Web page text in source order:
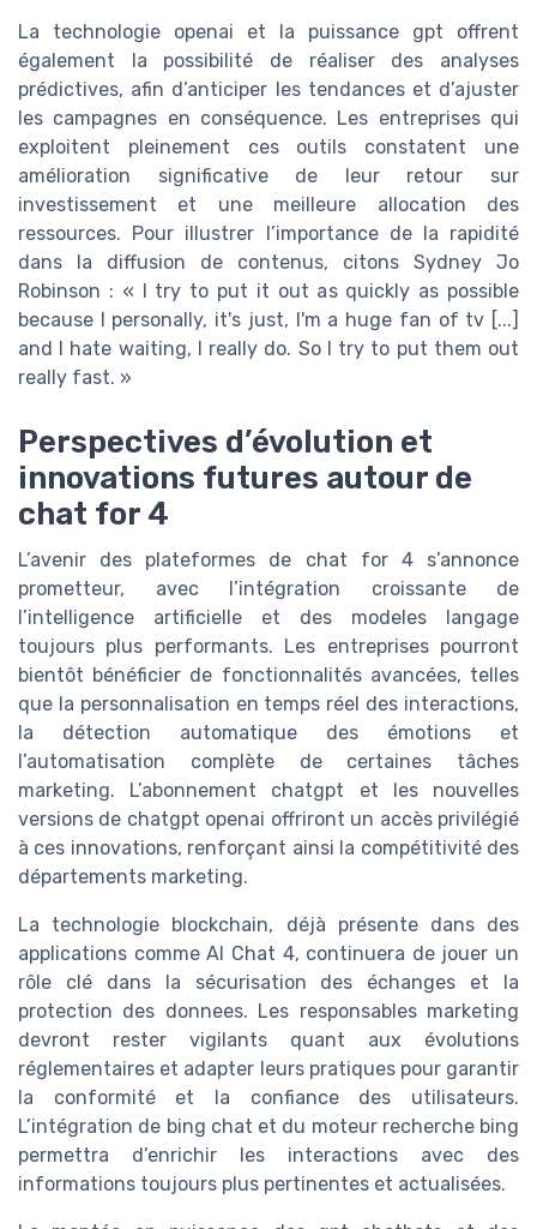
La technologie openai et la puissance gpt offrent
également la possibilité de réaliser des analyses
prédictives, afin d’anticiper les tendances et d’ajuster
les campagnes en conséquence. Les entreprises qui
exploitent pleinement ces outils constatent une
amélioration significative de leur retour sur
investissement et une meilleure allocation des
ressources. Pour illustrer l’importance de la rapidité
dans la diffusion de contenus, citons Sydney Jo
Robinson : « I try to put it out as quickly as possible
because I personally, it's just, I'm a huge fan of tv [...]
and I hate waiting, I really do. So I try to put them out
really fast. »
Perspectives d’évolution et
innovations futures autour de
chat for 4
L’avenir des plateformes de chat for 4 s’annonce
prometteur, avec l’intégration croissante de
l’intelligence artificielle et des modeles langage
toujours plus performants. Les entreprises pourront
bientôt bénéficier de fonctionnalités avancées, telles
que la personnalisation en temps réel des interactions,
la détection automatique des émotions et
l’automatisation complète de certaines tâches
marketing. L’abonnement chatgpt et les nouvelles
versions de chatgpt openai offriront un accès privilégié
à ces innovations, renforçant ainsi la compétitivité des
départements marketing.
La technologie blockchain, déjà présente dans des
applications comme AI Chat 4, continuera de jouer un
rôle clé dans la sécurisation des échanges et la
protection des donnees. Les responsables marketing
devront rester vigilants quant aux évolutions
réglementaires et adapter leurs pratiques pour garantir
la conformité et la confiance des utilisateurs.
L’intégration de bing chat et du moteur recherche bing
permettra d’enrichir les interactions avec des
informations toujours plus pertinentes et actualisées.